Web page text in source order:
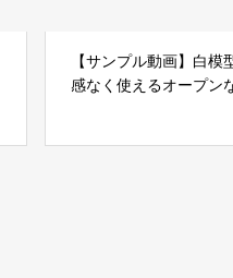
【サンプル動画】白模
感なく使えるオープン